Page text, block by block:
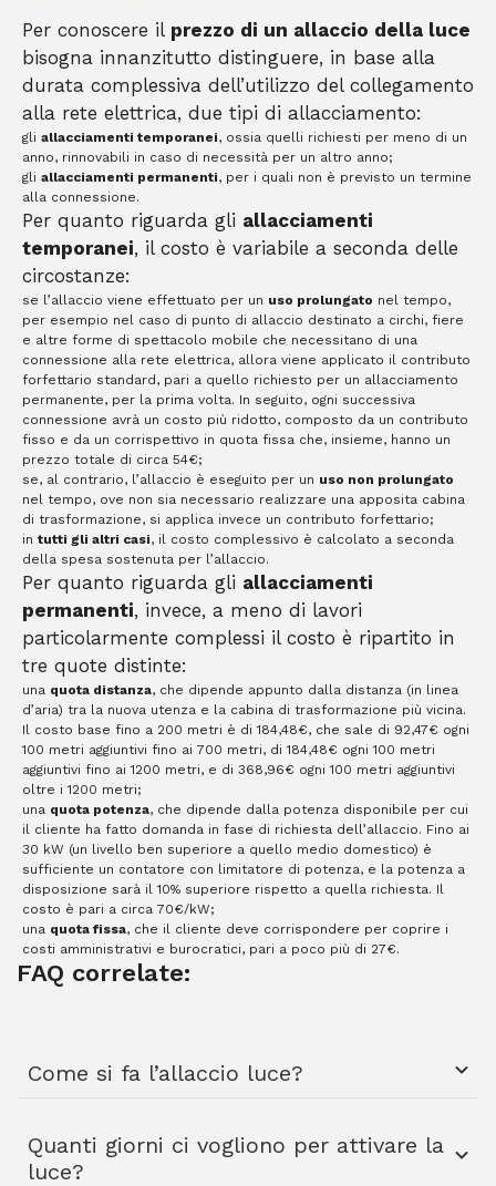
Per conoscere il prezzo di un allaccio della luce
bisogna innanzitutto distinguere, in base alla
durata complessiva dell’utilizzo del collegamento
alla rete elettrica, due tipi di allacciamento:
gli allacciamenti temporanei, ossia quelli richiesti per meno di un
anno, rinnovabili in caso di necessità per un altro anno;
gli allacciamenti permanenti, per i quali non è previsto un termine
alla connessione.
Per quanto riguarda gli allacciamenti
temporanei, il costo è variabile a seconda delle
circostanze:
se l’allaccio viene effettuato per un uso prolungato nel tempo,
per esempio nel caso di punto di allaccio destinato a circhi, fiere
e altre forme di spettacolo mobile che necessitano di una
connessione alla rete elettrica, allora viene applicato il contributo
forfettario standard, pari a quello richiesto per un allacciamento
permanente, per la prima volta. In seguito, ogni successiva
connessione avrà un costo più ridotto, composto da un contributo
fisso e da un corrispettivo in quota fissa che, insieme, hanno un
prezzo totale di circa 54€;
se, al contrario, l’allaccio è eseguito per un uso non prolungato
nel tempo, ove non sia necessario realizzare una apposita cabina
di trasformazione, si applica invece un contributo forfettario;
in tutti gli altri casi, il costo complessivo è calcolato a seconda
della spesa sostenuta per l’allaccio.
Per quanto riguarda gli allacciamenti
permanenti, invece, a meno di lavori
particolarmente complessi il costo è ripartito in
tre quote distinte:
una quota distanza, che dipende appunto dalla distanza (in linea
d’aria) tra la nuova utenza e la cabina di trasformazione più vicina.
Il costo base fino a 200 metri è di 184,48€, che sale di 92,47€ ogni
100 metri aggiuntivi fino ai 700 metri, di 184,48€ ogni 100 metri
aggiuntivi fino ai 1200 metri, e di 368,96€ ogni 100 metri aggiuntivi
oltre i 1200 metri;
una quota potenza, che dipende dalla potenza disponibile per cui
il cliente ha fatto domanda in fase di richiesta dell’allaccio. Fino ai
30 kW (un livello ben superiore a quello medio domestico) è
sufficiente un contatore con limitatore di potenza, e la potenza a
disposizione sarà il 10% superiore rispetto a quella richiesta. Il
costo è pari a circa 70€/kW;
una quota fissa, che il cliente deve corrispondere per coprire i
costi amministrativi e burocratici, pari a poco più di 27€.
FAQ correlate:
Come si fa l’allaccio luce?
Quanti giorni ci vogliono per attivare la
luce?